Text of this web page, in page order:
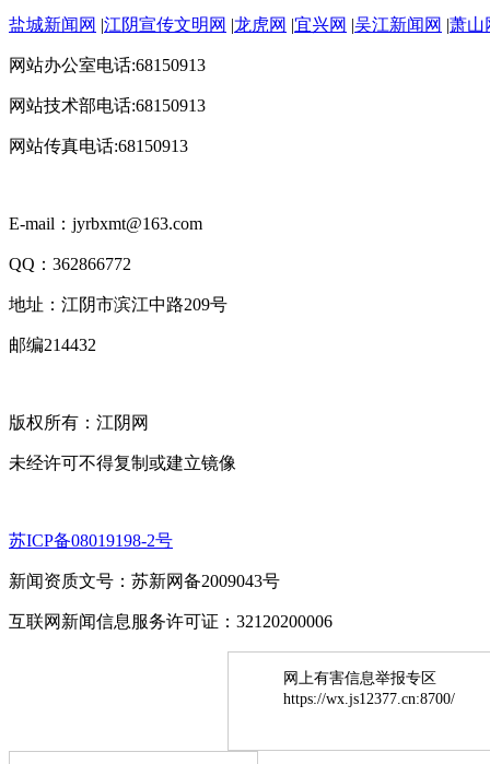
盐城新闻网 |江阴宣传文明网 |龙虎网 |宜兴网 |吴江新闻网 |萧山
网站办公室电话:68150913
网站技术部电话:68150913
网站传真电话:68150913
E-mail：jyrbxmt@163.com
QQ：362866772
地址：江阴市滨江中路209号
邮编214432
版权所有：江阴网
未经许可不得复制或建立镜像
苏ICP备08019198-2号
新闻资质文号：苏新网备2009043号
互联网新闻信息服务许可证：32120200006
网上有害信息举报专区
https://wx.js12377.cn:8700/